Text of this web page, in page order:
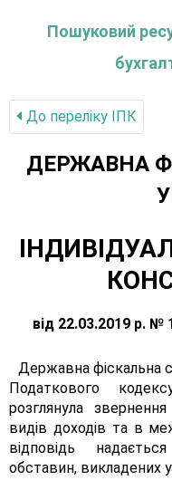
Пошуковий
До переліку IПК
ДЕРЖАВНА
від 22.03.2019 р. №
Державна фіскальна
Податкового
розглянула
видів доходів та в
відповідь
обставин, викладених